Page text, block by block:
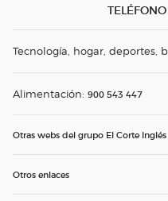
Tecnología, hogar, deportes,
Alimentación: 900 543 447
Otras webs del grupo El Corte Inglés
Otros enlaces